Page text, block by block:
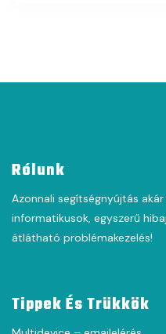
Rólunk
Azonnali segítségnyújtás
informatikusok, egyszerű
átlátható problémakezelés!
Tippek És Trükkök